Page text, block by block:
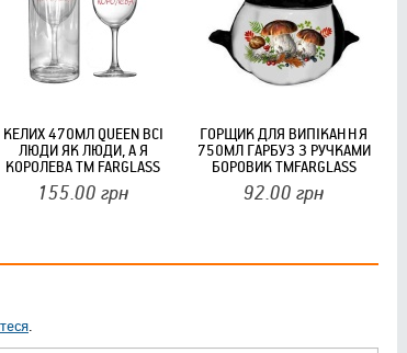
КЕЛИХ 470МЛ QUEEN ВСІ
ЛЮДИ ЯК ЛЮДИ, А Я
КОРОЛЕВА ТМ FARGLASS
155.00 грн
ГОРЩИК ДЛЯ ВИПІКАННЯ
750МЛ ГАРБУЗ З РУЧКАМИ
БОРОВИК ТМFARGLASS
92.00 грн
.